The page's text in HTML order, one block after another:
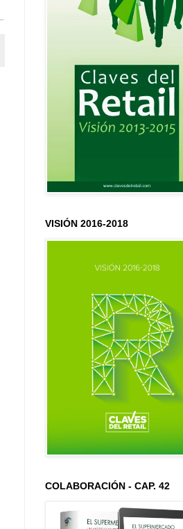
VISIÓN 2016-2018
COLABORACIÓN - CAP. 42